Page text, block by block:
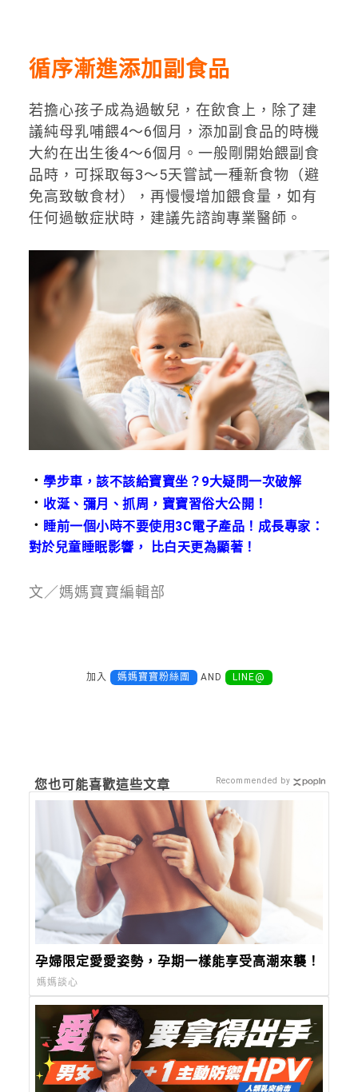
循序漸進添加副食品
若擔心孩子成為過敏兒，在飲食上，除了建
議純母乳哺餵4〜6個月，添加副食品的時機
大約在出生後4～6個月。一般剛開始餵副食
品時，可採取每3～5天嘗試一種新食物（避
免高致敏食材），再慢慢增加餵食量，如有
任何過敏症狀時，建議先諮詢專業醫師。
．學步車，該不該給寶寶坐？9大疑問一次破解
． 收涎、彌月、抓周，寶寶習俗大公開！
． 睡前一個小時不要使用3C電子產品！成長專家：
對於兒童睡眠影響， 比白天更為顯著！
文／媽媽寶寶編輯部
加入 媽媽寶寶粉絲團 AND LINE@
您也可能喜歡這些文章
孕婦限定愛愛姿勢，孕期一樣能享受高潮來襲！
媽媽談心
Recommended by